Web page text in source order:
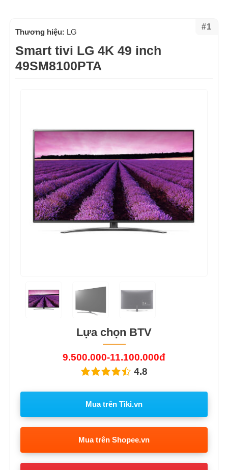
#1
Thương hiệu: LG
Smart tivi LG 4K 49 inch
49SM8100PTA
Lựa chọn BTV
9.500.000-11.100.000đ
4.8
Mua trên Tiki.vn
Mua trên Shopee.vn